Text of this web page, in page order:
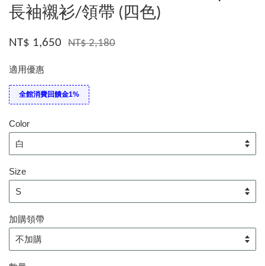
長袖襯衫/領帶 (四色)
NT$ 1,650 NT$ 2,180
適用優惠
全館消費回饋金1%
Color
Size
加購領帶